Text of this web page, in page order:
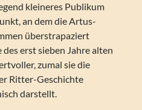
kleineres Publikum
an dem die Artus-
überstrapaziert
erst sieben Jahre alten
zumal sie die
Ritter-Geschichte
darstellt.